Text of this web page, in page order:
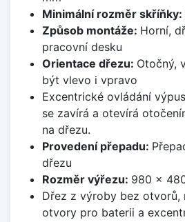
Minimální rozměr skříňky:
Způsob montáže: Horní,
pracovní desku
Orientace dřezu: Otočný,
být vlevo i vpravo
Excentrické ovládání
se zavírá a otevírá
na dřezu.
Provedení přepadu:
dřezu
Rozměr výřezu: 980 x
Dřez z výroby bez otvorů,
otvory pro baterii a